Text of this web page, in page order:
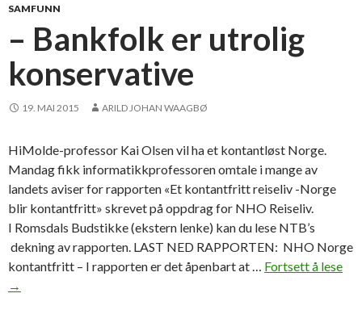
a
e
n
SAMFUNN
– Bankfolk er utrolig
konservative
19. MAI 2015 ARILD JOHAN WAAGBØ
HiMolde-professor Kai Olsen vil ha et kontantløst Norge.
Mandag fikk informatikkprofessoren omtale i mange av
landets aviser for rapporten «Et kontantfritt reiseliv -Norge
blir kontantfritt» skrevet på oppdrag for NHO Reiseliv.
I Romsdals Budstikke (ekstern lenke) kan du lese NTB’s
dekning av rapporten. LAST NED RAPPORTEN: NHO Norge
kontantfritt – I rapporten er det åpenbart at … Fortsett å lese
→